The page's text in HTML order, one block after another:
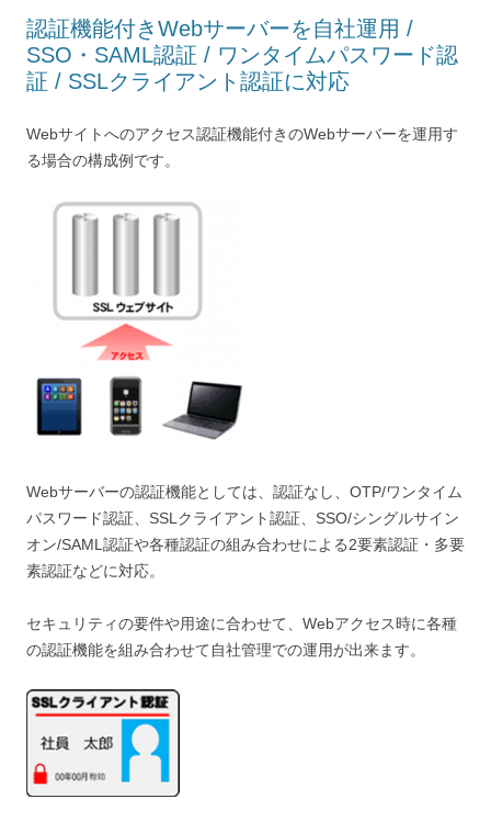
認証機能付きWebサーバーを自社運用 /
SSO・SAML認証 / ワンタイムパスワード認
証 / SSLクライアント認証に対応
Webサイトへのアクセス認証機能付きのWebサーバーを運用す
る場合の構成例です。
Webサーバーの認証機能としては、認証なし、OTP/ワンタイム
パスワード認証、SSLクライアント認証、SSO/シングルサイン
オン/SAML認証や各種認証の組み合わせによる2要素認証・多要
素認証などに対応。
セキュリティの要件や用途に合わせて、Webアクセス時に各種
の認証機能を組み合わせて自社管理での運用が出来ます。